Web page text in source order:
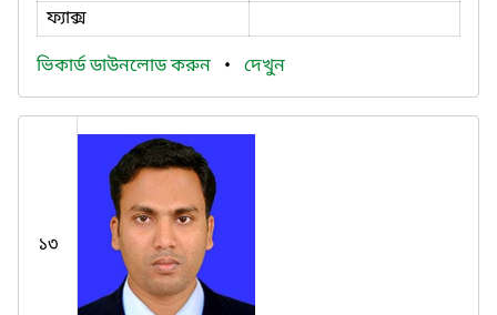
ফ্যাক্স
ভিকার্ড ডাউনলোড করুন • দেখুন
১৩